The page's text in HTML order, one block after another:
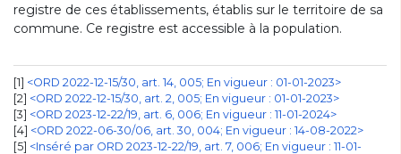
registre de ces établissements, établis sur le territoire de sa
commune. Ce registre est accessible à la population.
1 <ORD 2022-12-15/30, art. 14, 005; En vigueur : 01-01-2023>
2 <ORD 2022-12-15/30, art. 2, 005; En vigueur : 01-01-2023>
3 <ORD 2023-12-22/19, art. 6, 006; En vigueur : 11-01-2024>
4 <ORD 2022-06-30/06, art. 30, 004; En vigueur : 14-08-2022>
5 <Inséré par ORD 2023-12-22/19, art. 7, 006; En vigueur : 11-01-